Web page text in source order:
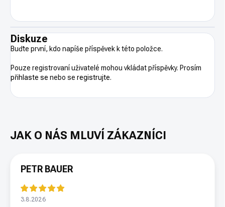
Diskuze
Buďte první, kdo napíše příspěvek k této položce.
Pouze registrovaní uživatelé mohou vkládat příspěvky. Prosím
přihlaste se nebo se registrujte.
PETR BAUER
3.8.2026